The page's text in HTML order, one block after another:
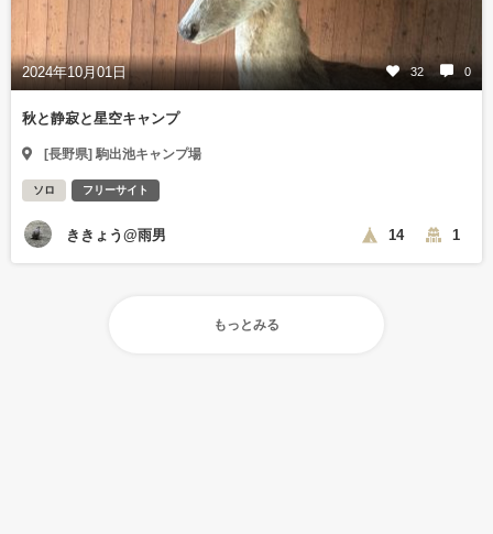
2024年10月01日 32 0
秋と静寂と星空キャンプ
[長野県] 駒出池キャンプ場
ソロ フリーサイト
ききょう@雨男 14 1
もっとみる